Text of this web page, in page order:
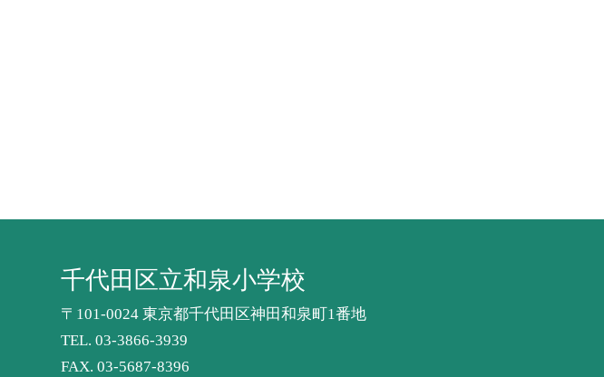
千代田区立和泉小学校
〒101-0024 東京都千代田区神田和泉町1番地
TEL.03-3866-3939
FAX. 03-5687-8396